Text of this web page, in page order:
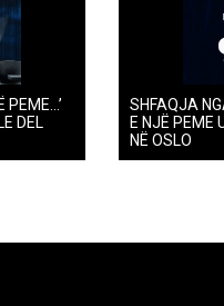
PEME…’
DEL
SHFAQJA
E NJË PEME
NË OSLO